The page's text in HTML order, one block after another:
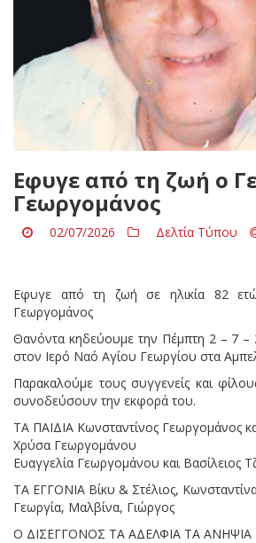
Εφυγε από τη ζωή ο
Γεωργομάνος
02/07/2026 Δελτία Τύπου
Εφυγε από τη ζωή σε ηλικία 82
Γεωργομάνος
Θανόντα κηδεύουμε την Πέμπτη 2 – 7 –
στον Ιερό Ναό Αγίου Γεωργίου στα
Παρακαλούμε τους συγγενείς και
συνοδεύσουν την εκφορά του.
ΤΑ ΠΑΙΔΙΑ Κωνσταντίνος Γεωργομάνος
Χρύσα Γεωργομάνου
Ευαγγελία Γεωργομάνου και Βασίλειος
ΤΑ ΕΓΓΟΝΙΑ Βίκυ & Στέλιος,
Γεωργία, Μαλβίνα, Γιώργος
Ο ΔΙΣΕΓΓΟΝΟΣ ΤΑ ΑΔΕΛΦΙΑ ΤΑ ΑΝΗΨΙΑ